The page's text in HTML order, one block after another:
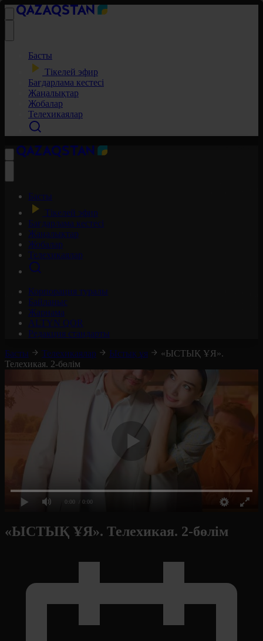
Басты
Тікелей эфир
Бағдарлама кестесі
Жаңалықтар
Жобалар
Телехикаялар
Басты
Тікелей эфир
Бағдарлама кестесі
Жаңалықтар
Жобалар
Телехикаялар
Корпорация туралы
Байланыс
Жарнама
ALTYN QOR
Редакция стандарты
Басты
Телехикаялар Ыстық ұя
«ЫСТЫҚ ҰЯ».
Телехикая. 2-бөлім
0:00 / 0:00
«ЫСТЫҚ ҰЯ». Телехикая. 2-бөлім